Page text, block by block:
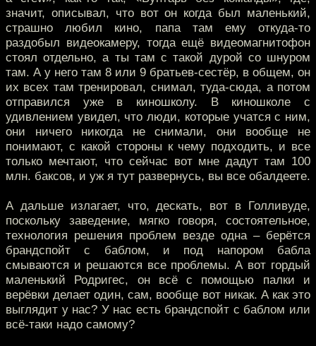
значит, описывал, что вот он когда был маленький,
страшно любил кино, папа там ему откуда-то
раздобыл видеокамеру, тогда ещё видеомагнитофон
стоял отдельно, а ты там с такой дурой со шнуром
там. А у него там 8 или 9 братьев-сестёр, в общем, он
их всех там тренировал, снимал, туда-сюда, а потом
отправился уже в киношколу. В киношколе с
удивлением увидел, что люди, которые учатся с ним,
они ничего никогда не снимали, они вообще не
понимают, с какой стороны к чему подходить, и все
только мечтают, что сейчас вот мне дадут там 100
млн. баксов, и уж я тут развернусь, вы все обалдеете.
А дальше излагает, что, дескать, вот в Голливуде,
поскольку заведение, мягко говоря, состоятельное,
технология решения проблем везде одна – берётся
брандспойт с баблом, и под напором бабла
смываются и решаются все проблемы. А вот гордый
маленький Родригес, он всё с помощью палки и
верёвки делает один, сам, вообще вот никак. А как это
выглядит у нас? У нас есть брандспойт с баблом или
всё-таки надо самому?